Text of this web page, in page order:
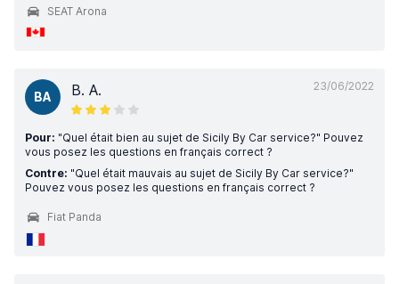
SEAT Arona
23/06/2022
BA B. A.
Pour: "Quel était bien au sujet de Sicily By Car service?" Pouvez
vous posez les questions en français correct ?
Contre: "Quel était mauvais au sujet de Sicily By Car service?"
Pouvez vous posez les questions en français correct ?
Fiat Panda